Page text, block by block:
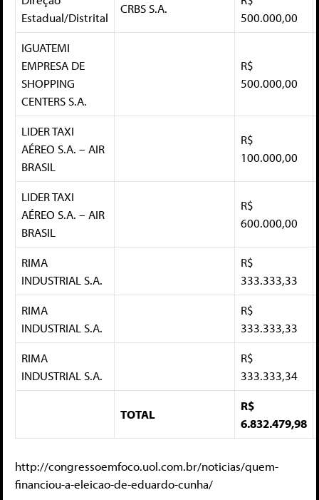
Estadual/Distrital
CRBS S.A.
500.000,00
IGUATEMI
EMPRESA DE
SHOPPING
CENTERS S.A.
R$
500.000,00
LIDER TAXI
AÉREO S.A. – AIR
BRASIL
R$
100.000,00
LIDER TAXI
AÉREO S.A. – AIR
BRASIL
R$
600.000,00
RIMA
INDUSTRIAL S.A.
R$
333.333,33
RIMA
INDUSTRIAL S.A.
R$
333.333,33
RIMA
INDUSTRIAL S.A.
R$
333.333,34
TOTAL
R$
6.832.479,98
http://congressoemfoco.uol.com.br/noticias/quem-
financiou-a-eleicao-de-eduardo-cunha/